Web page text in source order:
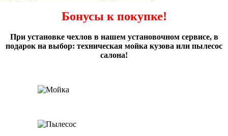
Бонусы к покупке!
При установке чехлов в нашем установочном сервисе, в
подарок на выбор: техническая мойка кузова или пылесос
салона!